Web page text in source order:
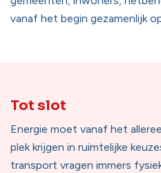
vanaf het begin gezamenlijk
Tot slot
Energie moet vanaf het
plek krijgen in ruimtelijke
transport vragen immers